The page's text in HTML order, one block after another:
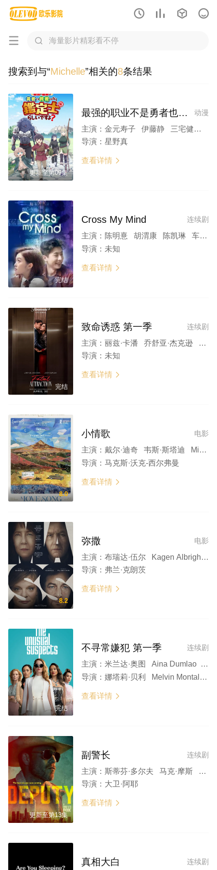
   
 
搜索到与“Michelle”相关的8条结果
更新至第09集
动漫
最强的职业不是勇者也不是贤者好像是鉴定士(伪)的样子?
主演： 金元寿子 伊藤静 三宅健太 Lamalfa Michelle立山 首藤志奈
导演： 星野真
查看详情 
完结
连续剧
Cross My Mind
主演： 陈明憙 胡渭康 陈凯琳 车婉婉 欧阳靖 麦玲玲 Nathan Ing 克里斯蒂娜·高根 Hugh Tran Rohan Gupta 黄碧莲 Michelle Park
导演： 未知
查看详情 
完结
连续剧
致命诱惑 第一季
主演： 丽兹·卡潘 乔舒亚·杰克逊 阿曼达·皮特 伯特·布洛斯 Gary Perez Tiago Roberts 菲奈莎马丁内斯 Jesse Mackey Alfred Smith III 安东尼·L·费尔南德斯 Michelle Twarowska
导演： 未知
查看详情 
8.0
电影
小情歌
主演： 戴尔·迪奇 韦斯·斯塔迪 Michelle Wilson Benja K. Thomas 约翰·维伊
导演： 马克斯·沃克-西尔弗曼
查看详情 
8.2
电影
弥撒
主演： 布瑞达·伍尔 Kagen Albright Michelle N. Carter 玛莎·普林顿 詹森·艾萨克
导演： 弗兰·克朗茨
查看详情 
完结
连续剧
不寻常嫌犯 第一季
主演： 米兰达·奥图 Aina Dumlao Michelle Vergara Moore 皮特·奥布莱恩 托比·莱昂纳德·摩尔 马特丹 Heather Mitchell 瑞妮·林 苏茜·波特
导演： 娜塔莉·贝利 Melvin Montalban
查看详情 
更新至第13集
连续剧
副警长
主演： 斯蒂芬·多尔夫 马克·摩斯 科里·斯科特·艾伦 汉娜·艾琳 娜塔莉·西格利尤缇 克里斯·加恩 约翰·盖蒂尔 迪塞尔·马德金斯 雅拉·马丁内斯 沙恩·保罗·麦吉 贝克斯·泰勒-克劳斯 布莱恩·范·霍尔特 本杰明·韦弗 玛丽亚·Z·威尔逊 Landon Brooks Michelle Jubilee Gonzalez Vanessa Aranegui James William Ballard Danielle Moné Truitt
导演： 大卫·阿耶
查看详情 
连续剧
真相大白